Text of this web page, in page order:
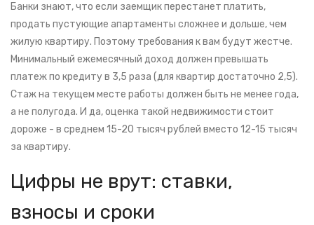
Банки знают, что если заемщик перестанет платить,
продать пустующие апартаменты сложнее и дольше, чем
жилую квартиру. Поэтому требования к вам будут жестче.
Минимальный ежемесячный доход должен превышать
платеж по кредиту в 3,5 раза (для квартир достаточно 2,5).
Стаж на текущем месте работы должен быть не менее года,
а не полугода. И да, оценка такой недвижимости стоит
дороже - в среднем 15-20 тысяч рублей вместо 12-15 тысяч
за квартиру.
Цифры не врут: ставки,
взносы и сроки